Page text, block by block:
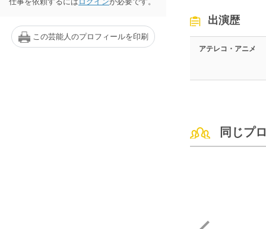
この芸能人のプロフィールを印刷
出演歴
アテレコ・アニメ
同じプ